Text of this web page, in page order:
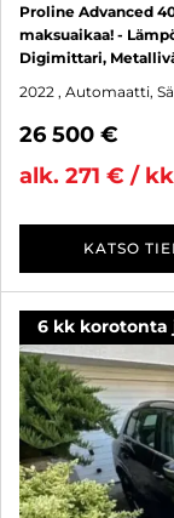
Proline Advanced
maksuaikaa! -
Digimittari,
2022 , Automaatti,
26 500 €
alk. 271 € / kk
KATSO
6 kk